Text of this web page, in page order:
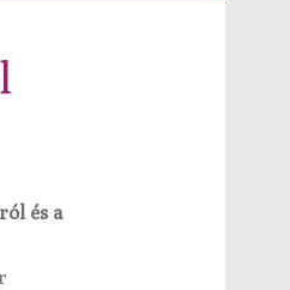
és a